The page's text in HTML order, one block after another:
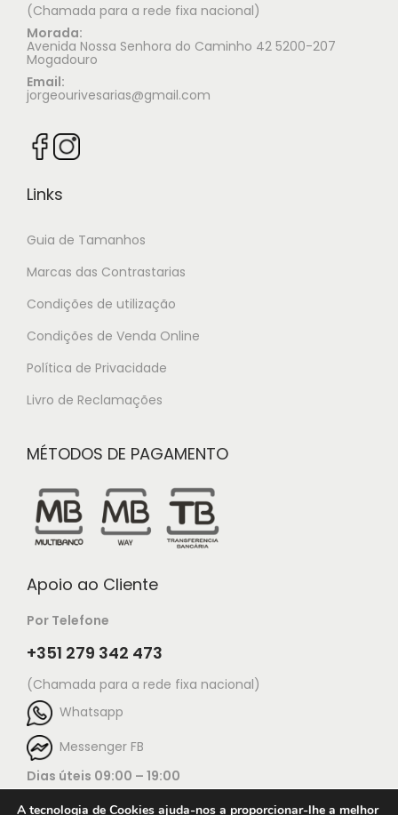
(Chamada para a rede fixa nacional)
Morada:
Avenida Nossa Senhora do Caminho 42 5200-207
Mogadouro
Email:
jorgeourivesarias@gmail.com
Links
Guia de Tamanhos
Marcas das Contrastarias
Condições de utilização
Condições de Venda Online
Política de Privacidade
Livro de Reclamações
MÉTODOS DE PAGAMENTO
Apoio ao Cliente
Por Telefone
+351 279 342 473
(Chamada para a rede fixa nacional)
Whatsapp
Messenger FB
Dias úteis 09:00 – 19:00
A tecnologia de Cookies ajuda-nos a proporcionar-lhe a melhor